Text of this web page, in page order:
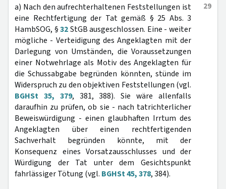
29
a) Nach den aufrechterhaltenen Feststellungen ist
eine Rechtfertigung der Tat gemäß § 25 Abs. 3
HambSOG, §32StGB ausgeschlossen. Eine - weiter
mögliche - Verteidigung des Angeklagten mit der
Darlegung von Umständen, die Voraussetzungen
einer Notwehrlage als Motiv des Angeklagten für
die Schussabgabe begründen könnten, stünde im
Widerspruch zu den objektiven Feststellungen (vgl.
BGHSt 35, 379, 381, 388). Sie wäre allenfalls
daraufhin zu prüfen, ob sie - nach tatrichterlicher
Beweiswürdigung - einen glaubhaften Irrtum des
Angeklagten über einen rechtfertigenden
Sachverhalt begründen könnte, mit der
Konsequenz eines Vorsatzausschlusses und der
Würdigung der Tat unter dem Gesichtspunkt
fahrlässiger Tötung (vgl. BGHSt 45, 378, 384).